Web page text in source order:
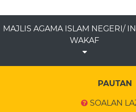
MAJLIS AGAMA ISLAM NEGERI/
WAKAF
PAUTAN
SOALAN